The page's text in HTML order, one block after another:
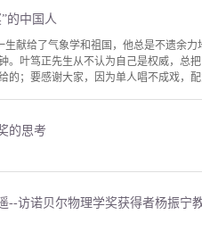
的中国人
生献给了气象学和祖国，他总是不遗余
。叶笃正先生从不认为自己是权威，总
的；要感谢大家，因为单人唱不成戏，
的思考
--访诺贝尔物理学奖获得者杨振宁